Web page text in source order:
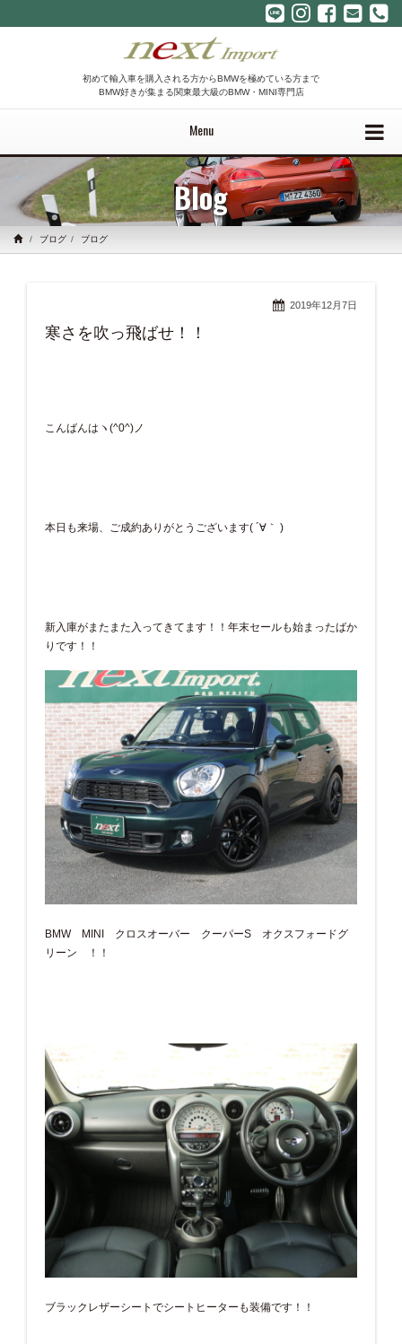
初めて輸入車を購入される方からBMWを極めている方まで
BMW好きが集まる関東最大級のBMW・MINI専門店
Menu
Blog
ブログ ブログ
2019年12月7日
寒さを吹っ飛ばせ！！
こんばんはヽ(^0^)ノ
本日も来場、ご成約ありがとうございます( ´∀｀ )
新入庫がまたまた入ってきてます！！年末セールも始まったばか
りです！！
BMW MINI クロスオーバー クーパーS オクスフォードグ
リーン ！！
ブラックレザーシートでシートヒーターも装備です！！